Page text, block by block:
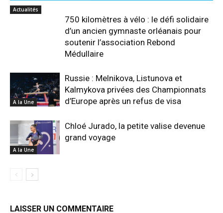
Actualités
750 kilomètres à vélo : le défi solidaire
d’un ancien gymnaste orléanais pour
soutenir l’association Rebond
Médullaire
A la Une
Russie : Melnikova, Listunova et
Kalmykova privées des Championnats
d’Europe après un refus de visa
A la Une
Chloé Jurado, la petite valise devenue
grand voyage
LAISSER UN COMMENTAIRE